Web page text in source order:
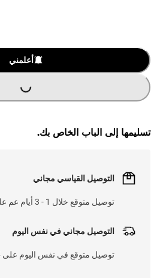
أعلمني
تسليمها إلى الباب الخاص بك.
التوصيل القياسي مجاني
توصيل متوقع خلال 1 - 3 أيام عم على 25 د.ك
التوصيل مجاني في نفس اليوم
توصيل متوقع في نفس اليوم على 25 د.ك